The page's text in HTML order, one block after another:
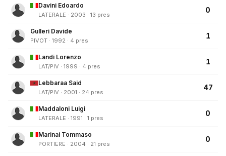
Davini Edoardo
LATERALE · 2003 · 13 pres
0
Gulleri Davide
PIVOT · 1992 · 4 pres
1
Landi Lorenzo
LAT/PIV · 1999 · 4 pres
1
Lebbaraa Said
LAT/PIV · 2001 · 24 pres
47
Maddaloni Luigi
LATERALE · 1991 · 1 pres
0
Marinai Tommaso
PORTIERE · 2004 · 21 pres
0